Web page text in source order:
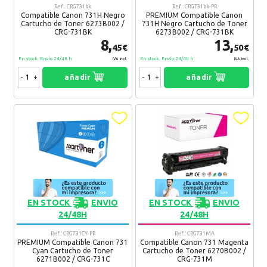
Canon I-Sensys MF620 Series
Canon I-Sensys MF623 Cn
Canon I-Sensys MF624 Cw
Canon I-Sensys MF628 Cw
Canon I-Sensys MF8200 Series
Canon I-Sensys MF8280 cw
Canon Lasershot:
Canon Lasershot LBP-7100 Series
¿Recomendaría su compra?
10 Comentario(s)
Huang 28. 02. 2018
Servicio rapido
Recomendaría su compra:Si
Oxana 17. 11. 2017
Estupendo producto
Recomendaría su compra:
Tirso 20. 06. 2017
Envio muy rapido.
Recomendaría su compra:Si
Ref.: CRG731bk
Compatible Canon 731H Negro
Cartucho de Toner 6273B002 /
CRG-731BK
8,45€
IVA Incl.
En stock. Envío 24/48 h
- + añadir
Ref.: CRG731bk-PR
PREMIUM Compatible Canon
731H Negro Cartucho de Toner
6273B002 / CRG-731BK
13,50€
IVA Incl.
En stock. Envío 24/48 h
- + añadir
EN STOCK
ENVIO
24/48H
Ref.: CRG731CY-PR
PREMIUM Compatible Canon 731
Cyan Cartucho de Toner
6271B002 / CRG-731C
EN STOCK
ENVIO
24/48H
Ref.: CRG731MA
Compatible Canon 731 Magenta
Cartucho de Toner 6270B002 /
CRG-731M